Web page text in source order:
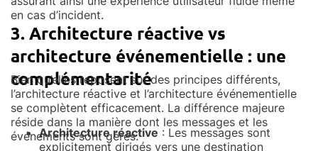
en cas d’incident.
3. Architecture réactive vs
architecture événementielle : une
complémentarité
Bien qu’elles reposent sur des principes différents,
l’architecture réactive et l’architecture événementielle
se complètent efficacement. La différence majeure
réside dans la manière dont les messages et les
événements sont gérés.
Architecture réactive : Les messages sont
explicitement dirigés vers une destination